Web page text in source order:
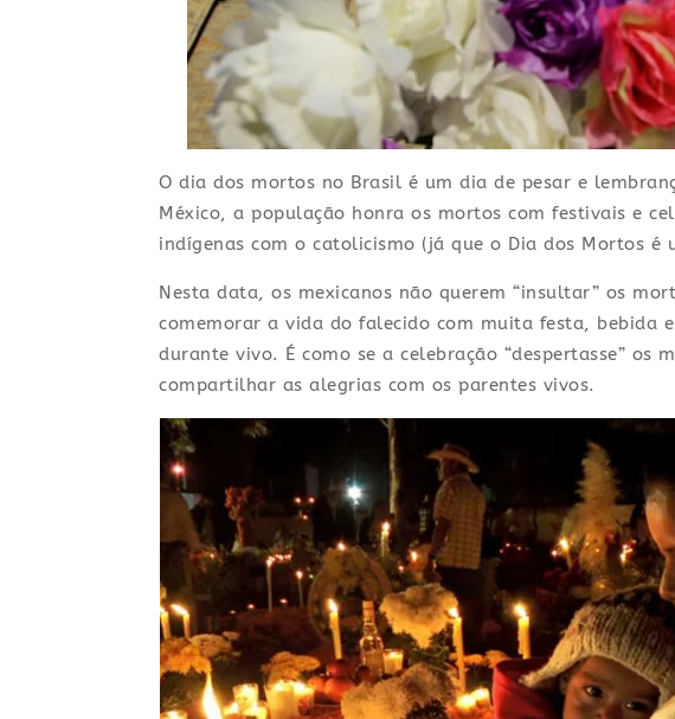
O dia dos mortos no Brasil é um dia de pesar e
México, a população honra os mortos com festivais e
indígenas com o catolicismo (já que o Dia dos Mortos é
Nesta data, os mexicanos não querem “insultar” os
comemorar a vida do falecido com muita festa, bebida
durante vivo. É como se a celebração “despertasse” os
compartilhar as alegrias com os parentes vivos.